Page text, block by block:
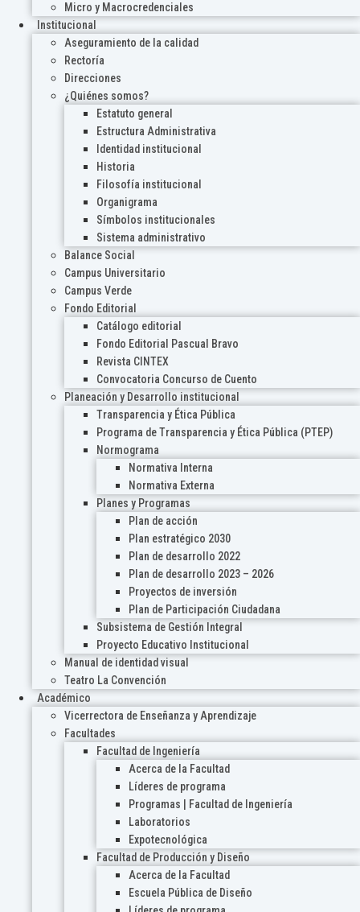
Micro y Macrocredenciales
Institucional
Aseguramiento de la calidad
Rectoría
Direcciones
¿Quiénes somos?
Estatuto general
Estructura Administrativa
Identidad institucional
Historia
Filosofía institucional
Organigrama
Símbolos institucionales
Sistema administrativo
Balance Social
Campus Universitario
Campus Verde
Fondo Editorial
Catálogo editorial
Fondo Editorial Pascual Bravo
Revista CINTEX
Convocatoria Concurso de Cuento
Planeación y Desarrollo institucional
Transparencia y Ética Pública
Programa de Transparencia y Ética Pública (PTEP)
Normograma
Normativa Interna
Normativa Externa
Planes y Programas
Plan de acción
Plan estratégico 2030
Plan de desarrollo 2022
Plan de desarrollo 2023 – 2026
Proyectos de inversión
Plan de Participación Ciudadana
Subsistema de Gestión Integral
Proyecto Educativo Institucional
Manual de identidad visual
Teatro La Convención
Académico
Vicerrectora de Enseñanza y Aprendizaje
Facultades
Facultad de Ingeniería
Acerca de la Facultad
Líderes de programa
Programas | Facultad de Ingeniería
Laboratorios
Expotecnológica
Facultad de Producción y Diseño
Acerca de la Facultad
Escuela Pública de Diseño